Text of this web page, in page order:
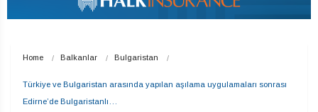
Home Balkanlar Bulgaristan
Türkiye ve Bulgaristan arasında yapılan aşılama uygulamaları sonrası
Edirne’de Bulgaristanlı…